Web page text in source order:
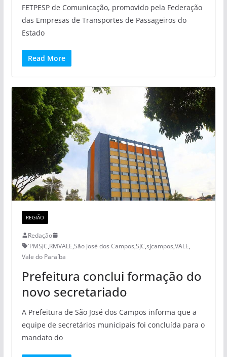
FETPESP de Comunicação, promovido pela Federação
das Empresas de Transportes de Passageiros do
Estado
Read More
REGIÃO
Redação
´PMSJC,RMVALE,São José dos Campos,SJC,sjcampos,VALE,
Vale do Paraíba
Prefeitura conclui formação do
novo secretariado
A Prefeitura de São José dos Campos informa que a
equipe de secretários municipais foi concluída para o
mandato do